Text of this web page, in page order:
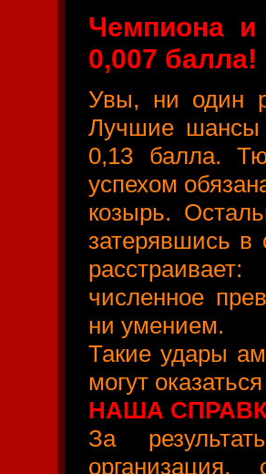
Чемпиона и
0,007 балла!
Увы, ни один
Лучшие шансы
0,13 балла.
успехом
козырь.
затерявшись в
численное
ни умением.
Такие удары
могут
НАША
За